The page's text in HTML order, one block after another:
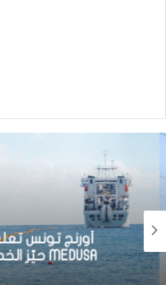
أورنج تونس تعلن
MEDUSA حيّز الخدمة وتعزّز الربط الدولي لتونس